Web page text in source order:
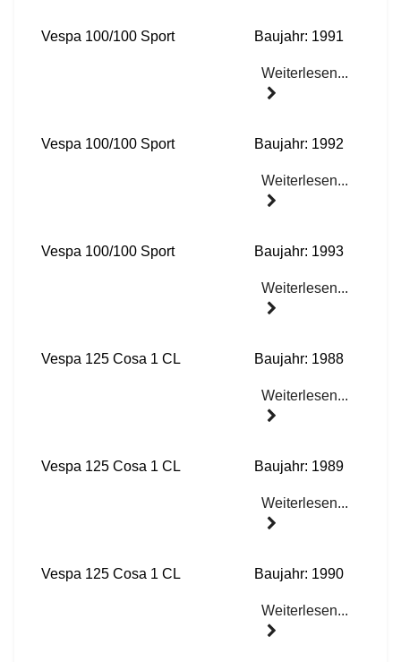
Vespa 100/100 Sport Baujahr: 1991
Weiterlesen...
Vespa 100/100 Sport Baujahr: 1992
Weiterlesen...
Vespa 100/100 Sport Baujahr: 1993
Weiterlesen...
Vespa 125 Cosa 1 CL Baujahr: 1988
Weiterlesen...
Vespa 125 Cosa 1 CL Baujahr: 1989
Weiterlesen...
Vespa 125 Cosa 1 CL Baujahr: 1990
Weiterlesen...